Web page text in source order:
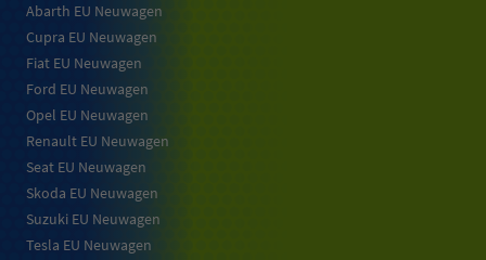
Abarth EU Neuwagen
Cupra EU Neuwagen
Fiat EU Neuwagen
Ford EU Neuwagen
Opel EU Neuwagen
Renault EU Neuwagen
Seat EU Neuwagen
Skoda EU Neuwagen
Suzuki EU Neuwagen
Tesla EU Neuwagen